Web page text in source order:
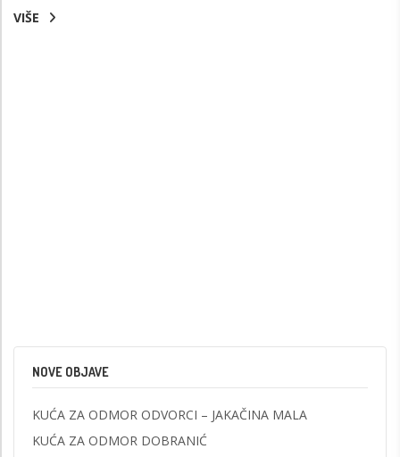
VIŠE
NOVE OBJAVE
KUĆA ZA ODMOR ODVORCI – JAKAČINA MALA
KUĆA ZA ODMOR DOBRANIĆ